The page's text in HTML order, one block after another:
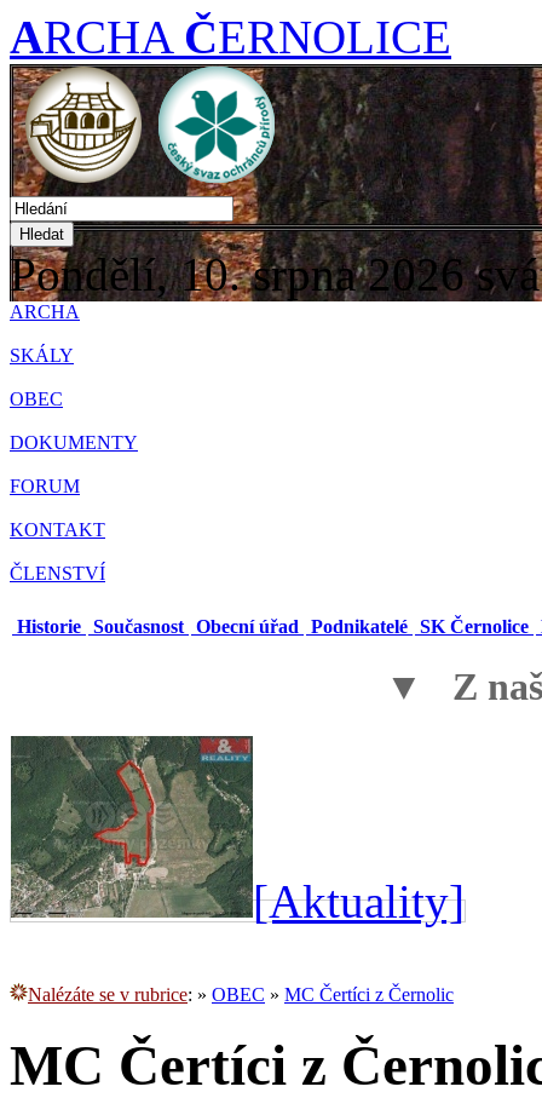
ARCHA ČERNOLICE
Hledat
Pondělí, 10. srpna 2026
ARCHA
SKÁLY
OBEC
DOKUMENTY
FORUM
KONTAKT
ČLENSTVÍ
Historie Současnost Obecní úřad Podnikatelé SK Černolice
▼ Z
[Aktuality]
Nalézáte se v rubrice: » OBEC » MC Čertíci z Černolic
MC Čertíci z